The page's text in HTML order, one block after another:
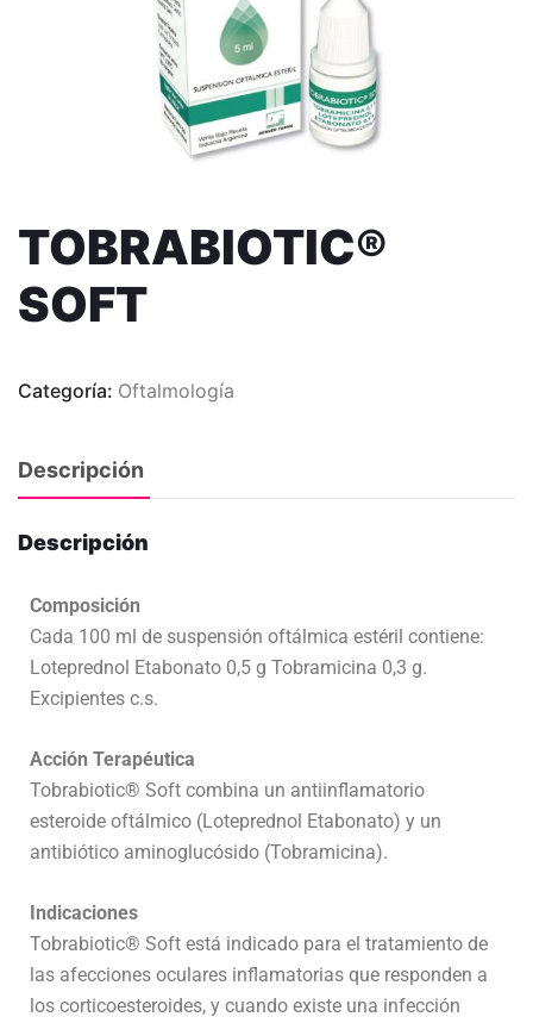
TOBRABIOTIC®
SOFT
Categoría: Oftalmología
Descripción
Descripción
Composición
Cada 100 ml de suspensión oftálmica estéril contiene:
Loteprednol Etabonato 0,5 g Tobramicina 0,3 g.
Excipientes c.s.
Acción Terapéutica
Tobrabiotic® Soft combina un antiinflamatorio
esteroide oftálmico (Loteprednol Etabonato) y un
antibiótico aminoglucósido (Tobramicina).
Indicaciones
Tobrabiotic® Soft está indicado para el tratamiento de
las afecciones oculares inflamatorias que responden a
los corticoesteroides, y cuando existe una infección